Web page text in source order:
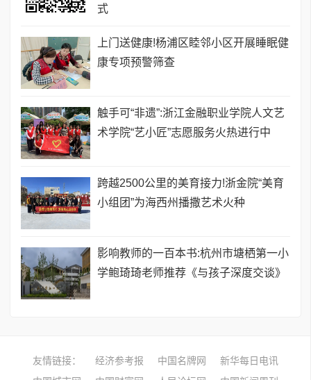
式
上门送健康!杨浦区睦邻小区开展睡眠健
康专项预警筛查
触手可“非遗”:浙江金融职业学院人文艺
术学院“艺小匠”志愿服务火热进行中
跨越2500公里的美育接力!浙金院“美育
小组团”为海西州播撒艺术火种
影响教师的一百本书:杭州市塘栖第一小
学鲍琦琦老师推荐《与孩子深度交谈》
友情链接： 经济参考报 中国名牌网
新华每日电讯